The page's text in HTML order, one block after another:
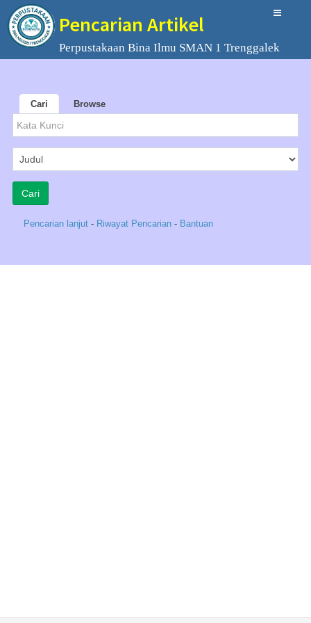
Pencarian Artikel
Perpustakaan Bina Ilmu SMAN 1 Trenggalek
Cari Browse
Pencarian lanjut - Riwayat Pencarian - Bantuan